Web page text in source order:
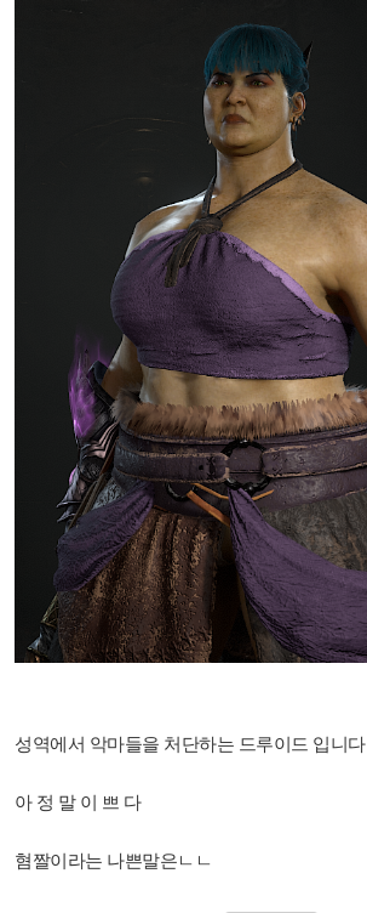
성역에서 악마들을 처단하는 드루이드 입니다
아 정 말 이 쁘 다
혐짤이라는 나쁜말은ㄴㄴ